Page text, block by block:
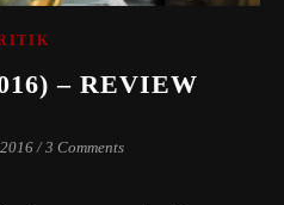
– REVIEW
/ 3 Comments